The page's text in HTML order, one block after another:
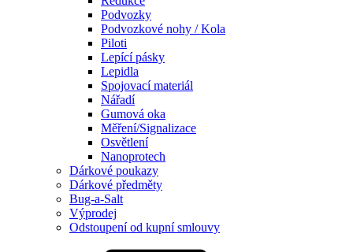
Podvozky
Podvozkové nohy / Kola
Piloti
Lepící pásky
Lepidla
Spojovací materiál
Nářadí
Gumová oka
Měření/Signalizace
Osvětlení
Nanoprotech
Dárkové poukazy
Dárkové předměty
Bug-a-Salt
Výprodej
Odstoupení od kupní smlouvy